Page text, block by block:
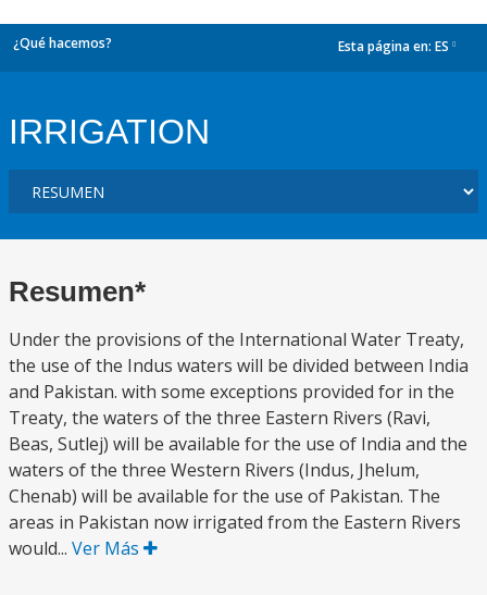
¿Qué hacemos? Esta página en: ES
IRRIGATION
Resumen*
Under the provisions of the International Water Treaty,
the use of the Indus waters will be divided between India
and Pakistan. with some exceptions provided for in the
Treaty, the waters of the three Eastern Rivers (Ravi,
Beas, Sutlej) will be available for the use of India and the
waters of the three Western Rivers (Indus, Jhelum,
Chenab) will be available for the use of Pakistan. The
areas in Pakistan now irrigated from the Eastern Rivers
would... Ver Más